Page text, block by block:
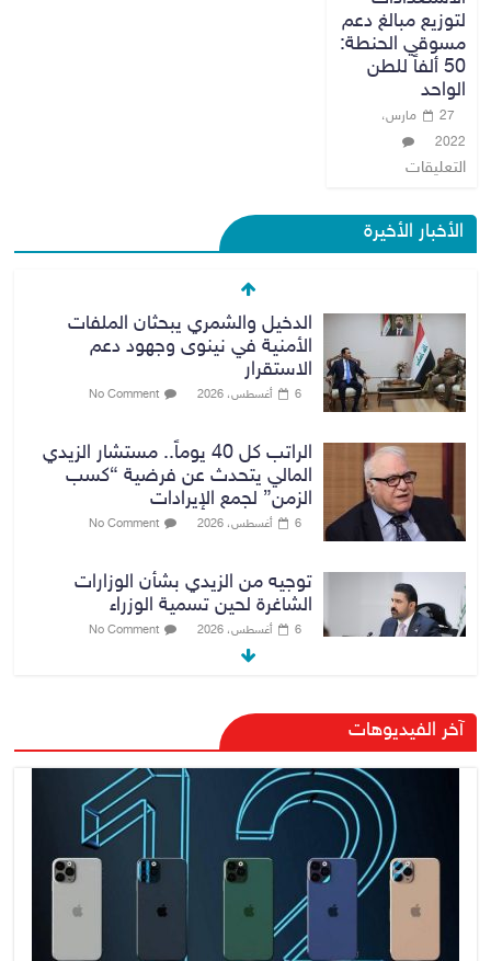
لتوزيع مبالغ دعم
مسوقي الحنطة:
50 ألفاً للطن
الواحد
27 مارس،
2022
التعليقات
الأخبار الأخيرة
الدخيل والشمري يبحثان الملفات
الأمنية في نينوى وجهود دعم
الاستقرار
6 أغسطس، 2026 No Comment
الراتب كل 40 يوماً.. مستشار الزيدي
المالي يتحدث عن فرضية “كسب
الزمن” لجمع الإيرادات
6 أغسطس، 2026 No Comment
توجيه من الزيدي بشأن الوزارات
الشاغرة لحين تسمية الوزراء
6 أغسطس، 2026 No Comment
هيئة الإعلام والاتصالات تعتمد شركة
Apple منصة رقمية موثوقة لدعم
الاقتصاد الرقمي
No Comment
رئيس هيئة النزاهة: لا مظلة تحمي
الفاسدين والمال العام أمانة
No Comment
آخر الفيديوهات